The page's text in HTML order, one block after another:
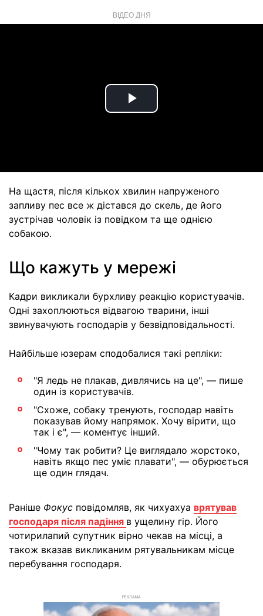
ВІДЕО ДНЯ
Play
На щастя, після кількох хвилин напруженого
запливу пес все ж дістався до скель, де його
зустрічав чоловік із повідком та ще однією
собакою.
Що кажуть у мережі
Кадри викликали бурхливу реакцію користувачів.
Одні захоплюються відвагою тварини, інші
звинувачують господарів у безвідповідальності.
Найбільше юзерам сподобалися такі репліки:
"Я ледь не плакав, дивлячись на це", — пише
один із користувачів.
"Схоже, собаку тренують, господар навіть
показував йому напрямок. Хочу вірити, що
так і є", — коментує інший.
"Чому так робити? Це виглядало жорстоко,
навіть якщо пес уміє плавати", — обурюється
ще один глядач.
Раніше Фокус повідомляв, як чихуахуа врятував
господаря після падіння в ущелину гір. Його
чотирилапий супутник вірно чекав на місці, а
також вказав викликаним рятувальникам місце
перебування господаря.
РЕКЛАМА